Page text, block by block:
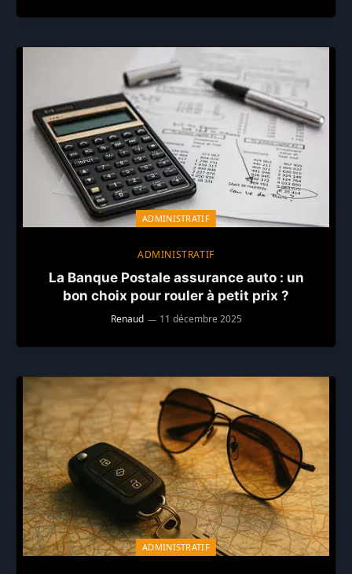
ADMINISTRATIF
ADMINISTRATIF
La Banque Postale assurance auto : un
bon choix pour rouler à petit prix ?
Renaud 11 décembre 2025
ADMINISTRATIF